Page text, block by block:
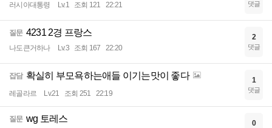
러시아대통령 Lv.1 조회 121 22:21 댓글
질문 4231 2경 프랑스
나도큰거하나 Lv.3 조회 167 22:20
2
댓글
잡담 확실히 부모욕하는애들 이기는맛이 좋다
레골라르 Lv.21 조회 251 22:19
1
댓글
질문 wg 토레스 0